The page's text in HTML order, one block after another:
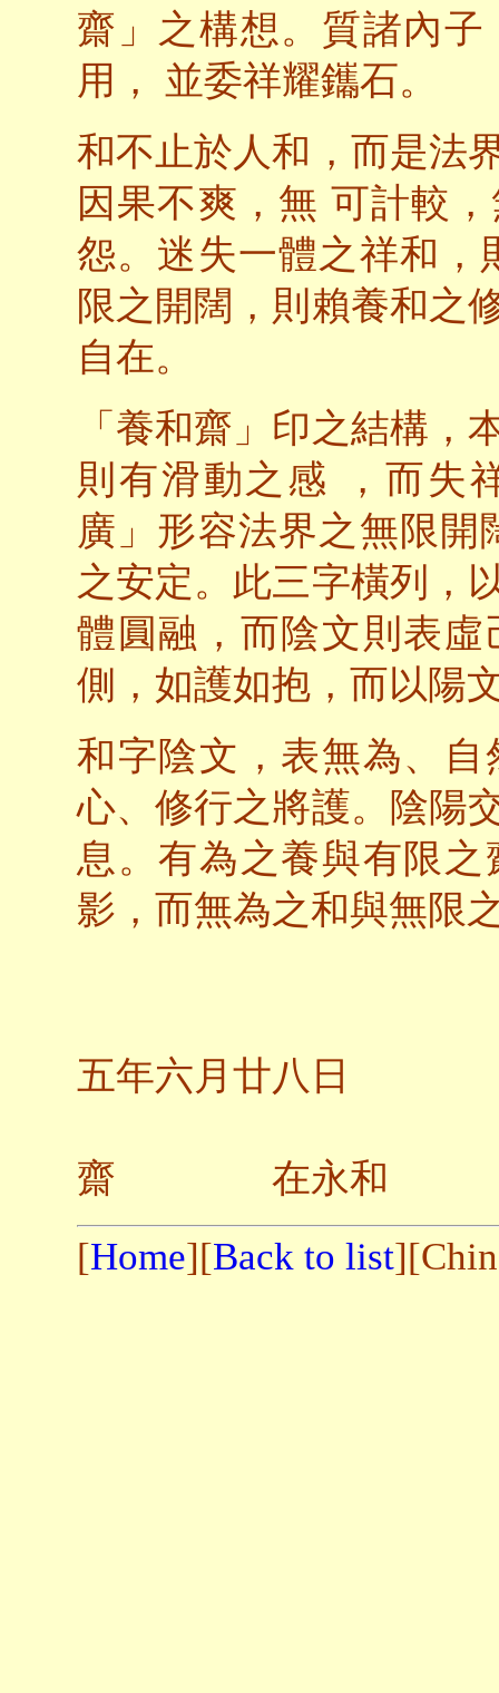
齋」之構想。質諸內
用， 並委祥耀鑴石。
和不止於人和，而是法
因果不爽，無 可計較
怨。迷失一體之祥和，
限之開闊，則賴養和之
自在。
「養和齋」印之結構，
則有滑動之感 ，而失
廣」形容法界之無限
之安定。此三字橫列，
體圓融，而陰文則表
側，如護如抱，而以陽
和字陰文，表無為、
心、修行之將護。陰陽
息。有為之養與有限
影，而無為之和與無限
五年六月廿八日
齋 在永和
[Home][Back to list